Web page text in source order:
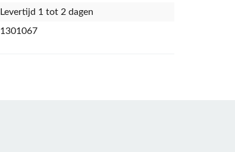
Levertijd 1 tot 2 dagen
1301067